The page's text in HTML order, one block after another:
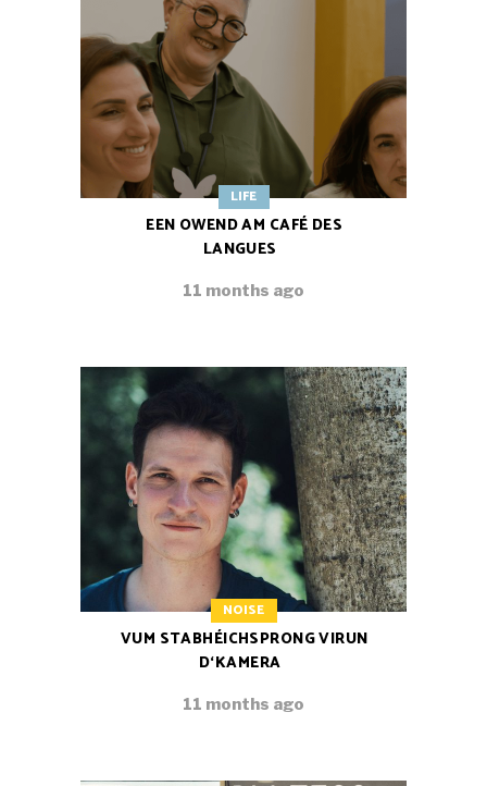
LIFE
EEN OWEND AM CAFÉ DES
LANGUES
11 months ago
NOISE
VUM STABHÉICHSPRONG VIRUN
D‘KAMERA
11 months ago